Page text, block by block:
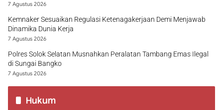
7 Agustus 2026
Kemnaker Sesuaikan Regulasi Ketenagakerjaan Demi Menjawab
Dinamika Dunia Kerja
7 Agustus 2026
Polres Solok Selatan Musnahkan Peralatan Tambang Emas Ilegal
di Sungai Bangko
7 Agustus 2026
Hukum